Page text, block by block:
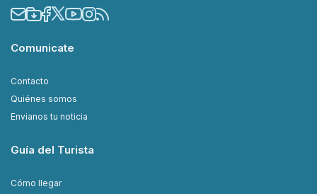
Comunicate
Contacto
Quiénes somos
Envianos tu noticia
Guía del Turista
Cómo llegar